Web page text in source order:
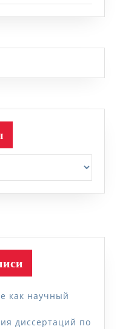
как научный
диссертаций по